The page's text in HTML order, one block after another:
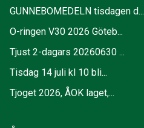
GUNNEBOMEDELN tisdagen d...
O-ringen V30 2026 Göteb...
Tjust 2-dagars 20260630 ...
Tisdag 14 juli kl 10 bli...
Tjoget 2026, ÅOK laget,...